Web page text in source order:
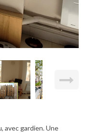
avec gardien. Une